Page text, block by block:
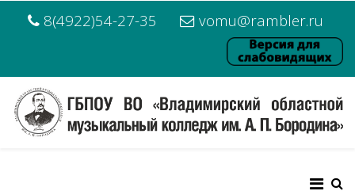
8(4922)54-27-35 vomu@rambler.ru